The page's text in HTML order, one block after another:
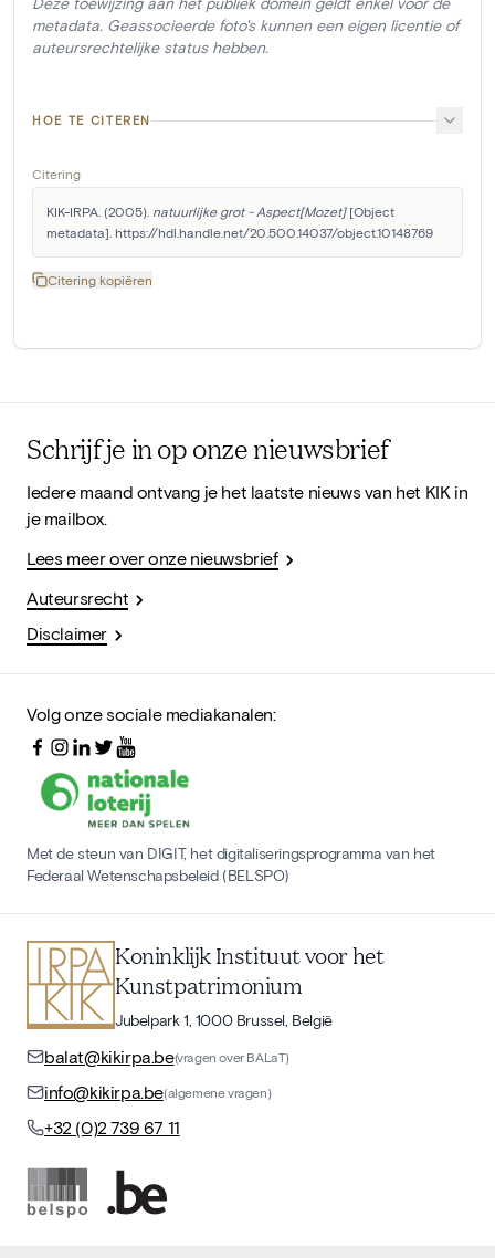
metadata. Geassocieerde foto's kunnen een eigen licentie of
auteursrechtelijke status hebben.
HOE TE CITEREN
Citering
KIK-IRPA. (2005). natuurlijke grot - Aspect[Mozet] [Object
metadata]. https://hdl.handle.net/20.500.14037/object.10148769
Citering kopiëren
Schrijf je in op onze nieuwsbrief
Iedere maand ontvang je het laatste nieuws van het KIK in
je mailbox.
Lees meer over onze nieuwsbrief
Auteursrecht
Disclaimer
Volg onze sociale mediakanalen:
Met de steun van DIGIT, het digitaliseringsprogramma van het
Federaal Wetenschapsbeleid (BELSPO)
Koninklijk Instituut voor het
Kunstpatrimonium
Jubelpark 1, 1000 Brussel, België
balat@kikirpa.be(vragen over BALaT)
info@kikirpa.be(algemene vragen)
+32 (0)2 739 67 11